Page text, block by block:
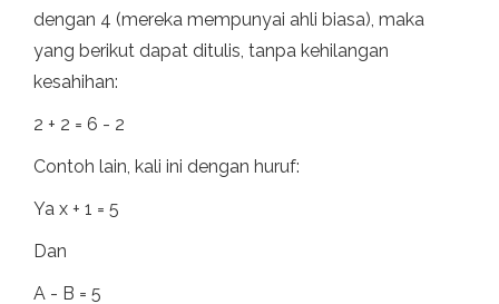
dengan 4 (mereka mempunyai ahli biasa), maka
yang berikut dapat ditulis, tanpa kehilangan
kesahihan:
2 + 2 = 6 - 2
Contoh lain, kali ini dengan huruf:
Ya x + 1 = 5
Dan
A - B = 5